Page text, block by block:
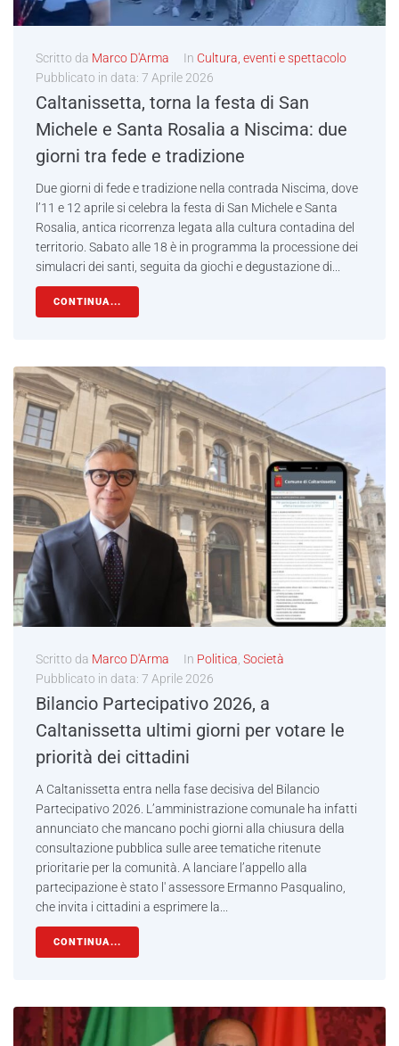
Scritto da Marco D'Arma In Cultura, eventi e spettacolo
Pubblicato in data: 7 Aprile 2026
Caltanissetta, torna la festa di San
Michele e Santa Rosalia a Niscima: due
giorni tra fede e tradizione
Due giorni di fede e tradizione nella contrada Niscima, dove
l’11 e 12 aprile si celebra la festa di San Michele e Santa
Rosalia, antica ricorrenza legata alla cultura contadina del
territorio. Sabato alle 18 è in programma la processione dei
simulacri dei santi, seguita da giochi e degustazione di...
CONTINUA...
Scritto da Marco D'Arma In Politica Società
Pubblicato in data: 7 Aprile 2026
Bilancio Partecipativo 2026, a
Caltanissetta ultimi giorni per votare le
priorità dei cittadini
A Caltanissetta entra nella fase decisiva del Bilancio
Partecipativo 2026. L’amministrazione comunale ha infatti
annunciato che mancano pochi giorni alla chiusura della
consultazione pubblica sulle aree tematiche ritenute
prioritarie per la comunità. A lanciare l’appello alla
partecipazione è stato l' assessore Ermanno Pasqualino,
che invita i cittadini a esprimere la...
CONTINUA...